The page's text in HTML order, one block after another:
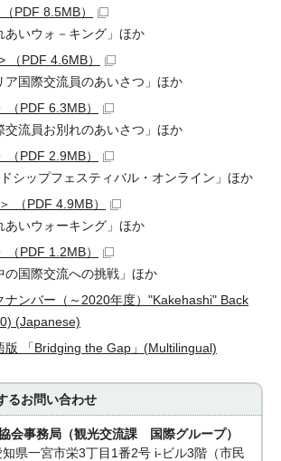
PDF 8.5MB）
あいウォ－キング」ほか
（PDF 4.6MB）
ア国際交流員のあいさつ」ほか
PDF 6.3MB）
交流員お別れのあいさつ」ほか
PDF 2.9MB）
ドシップフェスティバル・オンライン」ほか
（PDF 4.9MB）
あいウォーキング」ほか
PDF 1.2MB）
の国際交流への挑戦」ほか
ナンバー（～2020年度）"Kakehashi" Back
(Japanese)
版 「Bridging the Gap」(Multilingual)
るお問い合わせ
会事務局（観光交流課 国際グループ）
県一宮市栄3丁目1番2号 i-ビル3階（市民